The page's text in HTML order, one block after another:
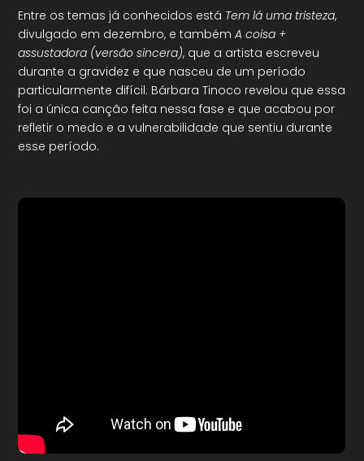
Entre os temas já conhecidos está Tem lá uma tristeza,
divulgado em dezembro, e tambémA coisa +
assustadora (versão sincera), que a artista escreveu
durante a gravidez e que nasceu de um período
particularmente difícil. Bárbara Tinoco revelou que essa
foi a única canção feita nessa fase e que acabou por
refletir o medo e a vulnerabilidade que sentiu durante
esse período.